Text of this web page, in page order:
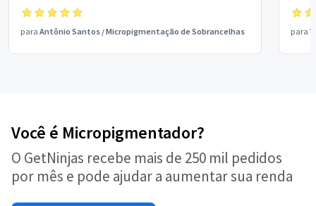
para Antônio Santos /Micropigmentação de Sobrancelhas para
Você é Micropigmentador?
O GetNinjas recebe mais de 250 mil pedidos
por mês e pode ajudar a aumentar sua renda